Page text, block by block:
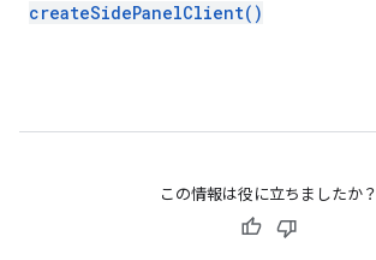
createSidePanelClient()
この情報は役に立ちましたか？